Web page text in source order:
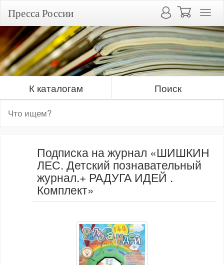
Пресса России
К каталогам Поиск
Подписка на журнал «ШИШКИН
ЛЕС. Детский познавательный
журнал.+ РАДУГА ИДЕЙ .
Комплект»